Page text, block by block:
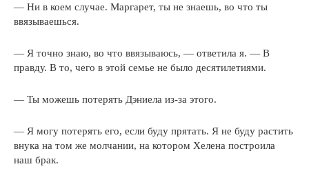
— Ни в коем случае. Маргарет, ты не знаешь, во что ты
ввязываешься.
— Я точно знаю, во что ввязываюсь, — ответила я. — В
правду. В то, чего в этой семье не было десятилетиями.
— Ты можешь потерять Дэниела из-за этого.
— Я могу потерять его, если буду прятать. Я не буду растить
внука на том же молчании, на котором Хелена построила
наш брак.